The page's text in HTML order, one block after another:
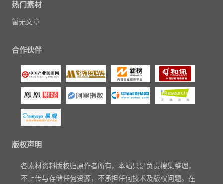
热门素材
暂无文章
合作伙伴
版权声明
各素材资料版权归原作者所有，本站只是负责搜集整理，
不上传与存储任何资源，不承担任何技术及版权问题。在